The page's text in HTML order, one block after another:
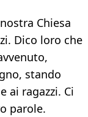
Chiesa
Dico loro che
stando
ai ragazzi. Ci
parole.